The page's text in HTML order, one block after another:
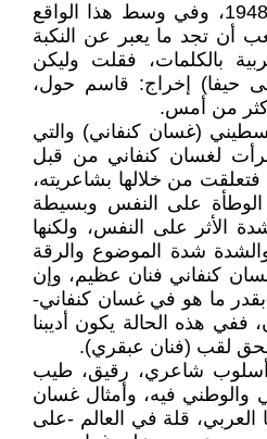
في ذكري النكبة 15 مايو 1948، وفي وسط هذا الواقع
أن تجد ما يعبر عن النكبة
بالكلمات، فقلت وليكن
حيفا) إخراج: قاسم حول،
من أمس.
(غسان كنفاني) والتي
وقد قرأت لغسان كنفاني من قبل
من خلالها بشاعريته،
الوطأة على النفس وبسيطة
الأثر على النفس، ولكنها
شدة الموضوع والرقة
كنفاني فنان عظيم، وإن
ما هو في غسان كنفاني-
هذه الحالة يكون أديبنا
لقب (فنان عبقري).
شاعري، رقيق، طيب
فيه، وأمثال غسان
قلة في العالم -على